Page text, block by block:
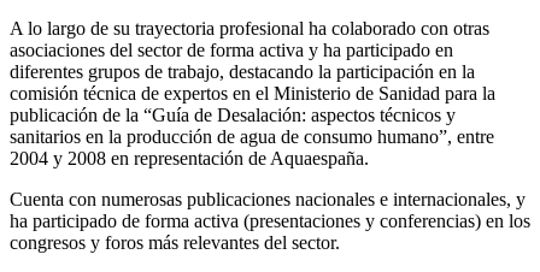
A lo largo de su trayectoria profesional ha colaborado con otras
asociaciones del sector de forma activa y ha participado en
diferentes grupos de trabajo, destacando la participación en la
comisión técnica de expertos en el Ministerio de Sanidad para la
publicación de la “Guía de Desalación: aspectos técnicos y
sanitarios en la producción de agua de consumo humano”, entre
2004 y 2008 en representación de Aquaespaña.
Cuenta con numerosas publicaciones nacionales e internacionales, y
ha participado de forma activa (presentaciones y conferencias) en los
congresos y foros más relevantes del sector.